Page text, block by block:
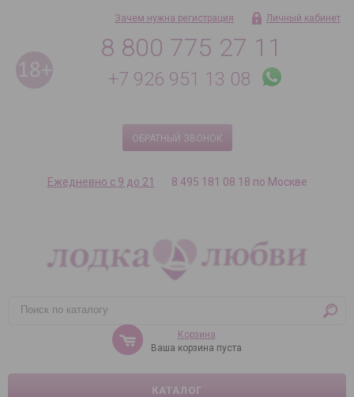
8 800 775 27 11
+7 926 951 13 08
ОБРАТНЫЙ ЗВОНОК
Зачем нужна регистрация Личный кабинет
Ежедневно с 9 до 21 8 495 181 08 18 по Москве
Корзина
Ваша корзина пуста
КАТАЛОГ